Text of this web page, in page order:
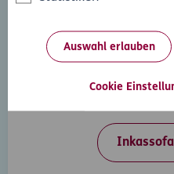
Auswahl erlauben
Cookie
Inkasso-
Wenn Ihre Kunden in